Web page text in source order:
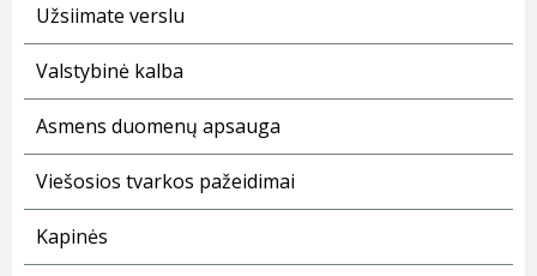
Užsiimate verslu
Valstybinė kalba
Asmens duomenų apsauga
Viešosios tvarkos pažeidimai
Kapinės